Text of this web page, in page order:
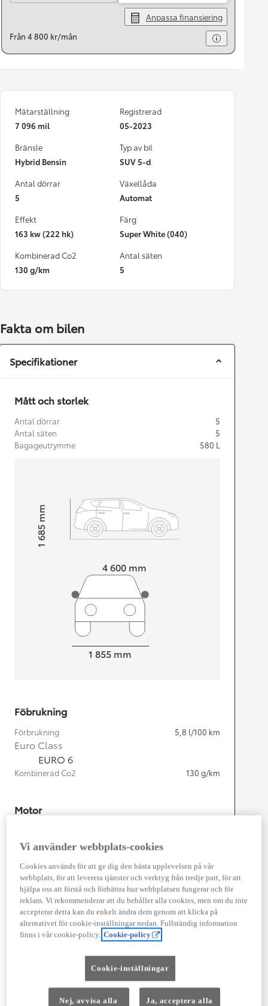
Anpassa finansiering
Från 4 800 kr/mån
Mätarställning
7 096 mil
Registrerad
05-2023
Bränsle
Hybrid Bensin
Typ av bil
SUV 5-d
Antal dörrar
5
Växellåda
Automat
Effekt
163 kw (222 hk)
Färg
Super White (040)
Kombinerad Co2
130 g/km
Antal säten
5
Fakta om bilen
Specifikationer
Mått och storlek
Antal dörrar
5
Antal säten
5
Bagageutrymme
580 L
4 600 mm
Height1 685
mm
1 855 mm
Föbrukning
Förbrukning 5,8 l/100 km
Euro Class
EURO 6
Kombinerad Co2 130 g/km
Motor
Kapacitet
Effekt
163
Prestanda
Topphastighet 180km/h
Acceleration 0-100km/h
8,1sekunder
Vi använder webbplats-cookies
Cookies används för att ge dig den bästa upplevelsen på vår
webbplats, för att leverera tjänster och verktyg från tredje part, för att
hjälpa oss att förstå och förbättra hur webbplatsen fungerar och för
reklam. Vi rekommenderar att du behåller alla cookies, men om du inte
accepterar detta kan du enkelt ändra dem genom att klicka på
alternativet för cookie-inställningar nedan. Fullständig information
finns i vår cookie-policy. Cookie-policy
Cookie-inställningar
Nej, avvisa alla Ja, acceptera alla